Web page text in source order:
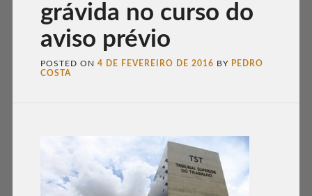
grávida no curso do
aviso prévio
POSTED ON 4 DE FEVEREIRO DE 2016 BY PEDRO
COSTA